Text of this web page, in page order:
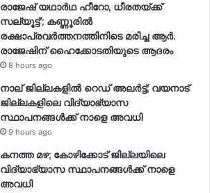
രാജേഷ് യഥാര്‍ഥ ഹീറോ, ധീരതയ്ക്ക്
സല്യൂട്ട്’; കണ്ണൂരിൽ
രക്ഷാപ്രവര്‍ത്തനത്തിനിടെ മരിച്ച ആര്‍.
രാജേഷിന് ഹൈക്കോടതിയുടെ ആദരം
8 hours ago
നാല് ജില്ലകളിൽ റെഡ് അലർട്ട്; വയനാട്
ജില്ലകളിലെ വിദ്യാഭ്യാസ
സ്ഥാപനങ്ങൾക്ക് നാളെ അവധി
9 hours ago
കനത്ത മഴ; കോഴിക്കോട് ജില്ലയിലെ
വിദ്യാഭ്യാസ സ്ഥാപനങ്ങൾക്ക് നാളെ
അവധി